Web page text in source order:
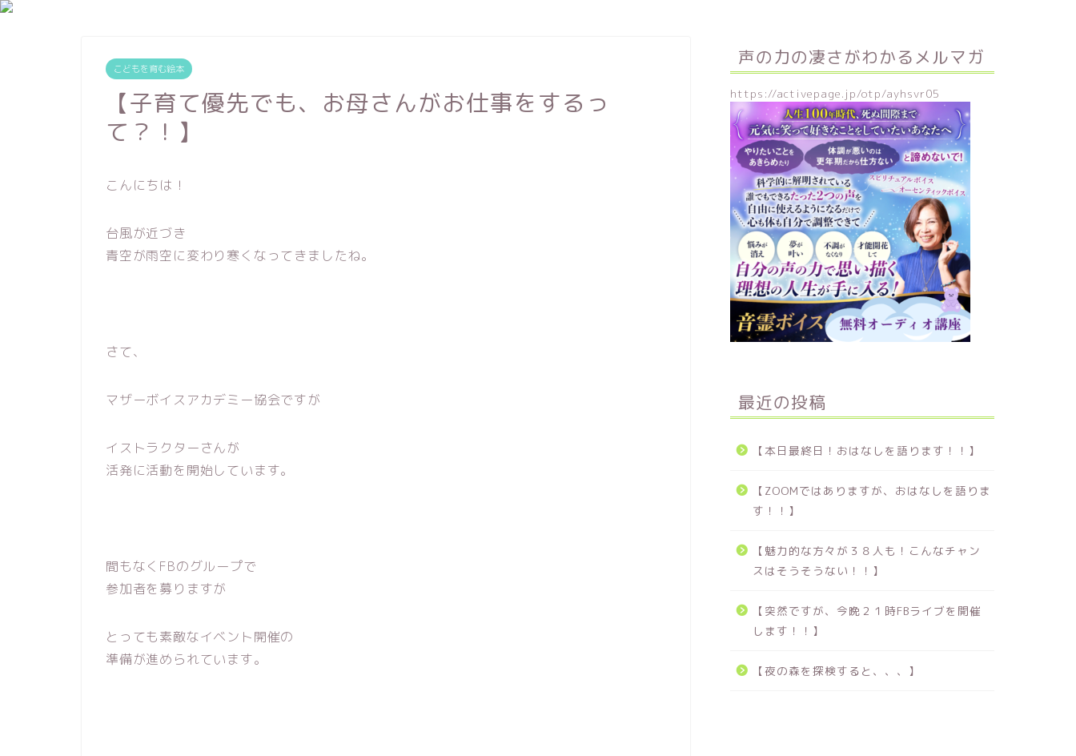
こどもを育む絵本
【子育て優先でも、お母さんがお仕事をするっ
て？！】
こんにちは！
台風が近づき
青空が雨空に変わり寒くなってきましたね。
さて、
マザーボイスアカデミー協会ですが
イストラクターさんが
活発に活動を開始しています。
間もなくFBのグループで
参加者を募りますが
とっても素敵なイベント開催の
準備が進められています。
声の力の凄さがわかるメルマガ
https://activepage.jp/otp/ayhsvr05
最近の投稿
【本日最終日！おはなしを語ります！！】
【ZOOMではありますが、おはなしを語りま
す！！】
【魅力的な方々が３８人も！こんなチャン
スはそうそうない！！】
【突然ですが、今晩２１時FBライブを開催
します！！】
【夜の森を探検すると、、、】